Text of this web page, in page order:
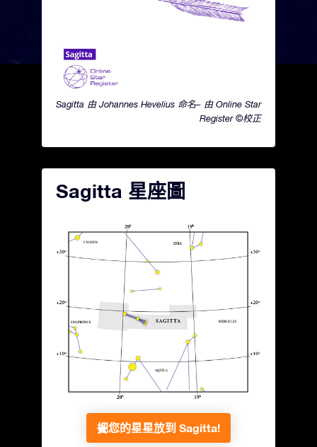
Sagitta 由 Johannes Hevelius 命名– 由 Online Star
Register ©校正
Sagitta 星座圖
把您的星星放到 Sagitta!